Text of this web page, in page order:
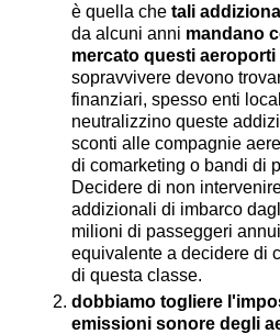
è quella che tali
da alcuni anni mandano
mercato questi
sopravvivere devono
finanziari, spesso enti
neutralizzino queste
sconti alle compagnie
di comarketing o bandi di
Decidere di non
addizionali di imbarco
milioni di passeggeri
equivalente a decidere di
di questa classe.
dobbiamo togliere
emissioni sonore degli